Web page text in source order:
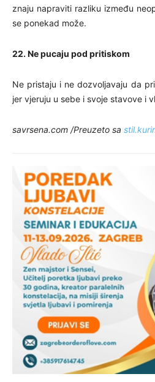
znaju napraviti razliku između
se ponekad može.
22. Ne pucaju pod pritiskom
Ne pristaju i ne dozvoljavaju da
jer vjeruju u sebe i svoje stavove i
savrsena.com /Preuzeto sa